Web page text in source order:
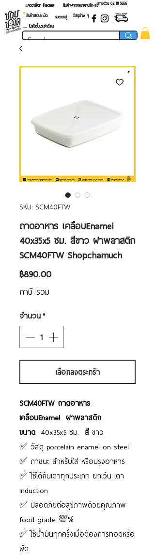
แคตตาล็อก โหลดเลย! สายด่วน 02 ​111 5656
สินค้าฝากขายราคาปลีก-ส่ง
สินค้าชอบชะมัด
หมวดหมู่
วัสดุต่าง ๆ
.... โปรโมชั่นประจำเดือน
SKU: SCM40FTW
ถาดอาหาร เคลือบEnamel
40x35x5 ซม. สีขาว ฝาพลาสติก
SCM40FTW Shopchamuch
฿890.00ราคา
ภาษี รวม
จำนวน*
เลือกลงตระกร้า
SCM40FTW ถาดอาหาร
เคลือบEnamel ฝาพลาสติก
ขนาด 40x35x5 ซม. สี ขาว
✅ วัสดุ porcelain enamel on steel
✅ ภาชนะ สำหรับใส่ หรือปรุงอาหาร
✅ ใช้ได้กับเตาทุกประเภท ยกเว้น เตา
induction
✅ ปลอดภัยต่อสุขภาพด้วยคุณภาพ
food grade 💯%
✅ ใช้น้ำมันทุกครั้งเมื่อต้องการทอดหรือ
ผัด